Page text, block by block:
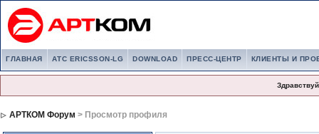
ГЛАВНАЯ АТС ERICSSON-LG DOWNLOAD ПРЕСС-ЦЕНТР КЛИЕНТЫ И
АРТКОМ Форум > Просмотр профиля